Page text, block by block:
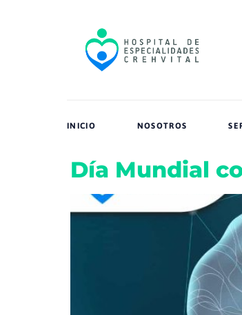
INICIO NOSOTROS
Día Mundial